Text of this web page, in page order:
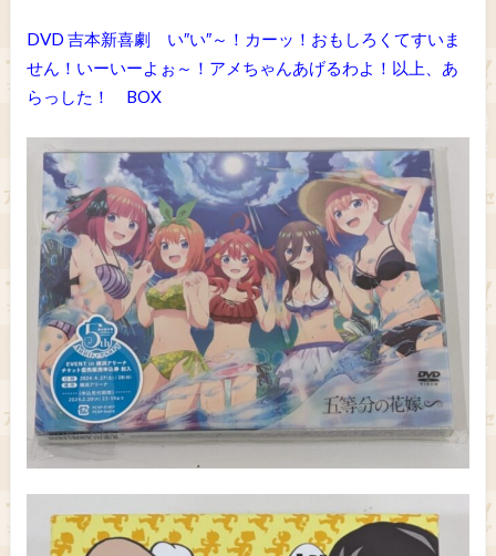
DVD 吉本新喜劇 い″い″～！カーッ！おもしろくてすいま
せん！いーいーよぉ～！アメちゃんあげるわよ！以上、あ
らっした！ BOX